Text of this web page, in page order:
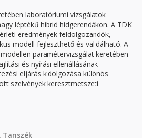
laboratóriumi vizsgálatok
léptékű hibrid hídgerendákon. A TDK
eredmények feldolgozandók,
modell fejleszthető és validálható. A
paramétervizsgálat keretében
és nyírási ellenállásának
eljárás kidolgozása különös
szelvények keresztmetszeti
Tanszék